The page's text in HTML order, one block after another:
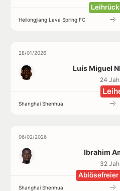
Heilongjiang Lava Spring FC
28/01/2026
Luís Miguel
24
Shanghai Shenhua
06/02/2026
Ibrahim
32
Ablösefreier
Shanghai Shenhua